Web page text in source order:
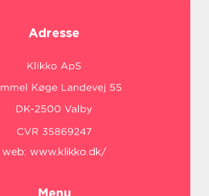
Adresse
web: www.klikko.dk/
Menu